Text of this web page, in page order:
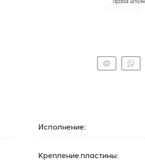
Исполнение:
Крепление пластины: